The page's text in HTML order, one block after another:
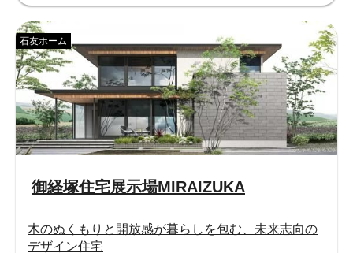
御経塚住宅展示場MIRAIZUKA
石友ホーム
木のぬくもりと開放感が暮らしを包む、未来志向の
デザイン住宅